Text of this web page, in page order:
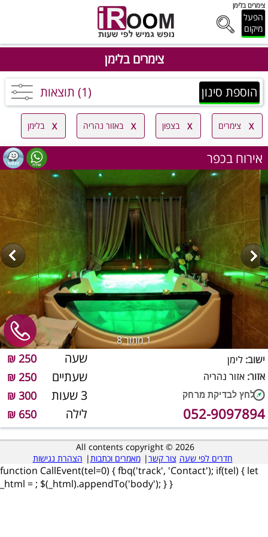
צימרים בלימן
הפעל
מיקום
צימרים בלימן
הוספת סינון (1) תוצאות
צימרים בצפון באזור נהריה בלימן
אירוח בכפר
1מתוך 8
שעה 250 ₪
שעתיים 250 ₪
3 שעות 300 ₪
לילה 650 ₪
ישוב: לימן
אזור: אזור נהריה
052-9097894
All contents copyright © 2026
חדרים לפי שעה צור קשר| מאמרים וכתבות| הצהרת נגישות
function CallEvent(tel=0) { fbq('track', 'Contact'); if(tel) { let
_html = ; $(_html).appendTo('body'); } }